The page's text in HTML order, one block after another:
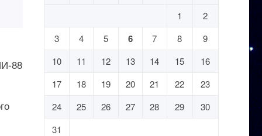
88
1
2
3
4 5 6 7 8
9
10
11 12 13 14 15
16
17
18 19 20 21 22
23
24
25 26 27 28 29
30
31